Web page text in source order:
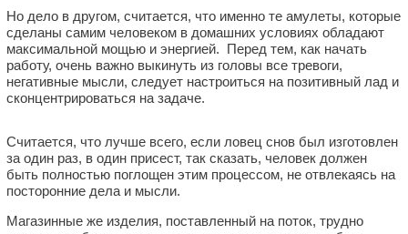
Но дело в другом, считается, что именно те амулеты, которые
сделаны самим человеком в домашних условиях обладают
максимальной мощью и энергией. Перед тем, как начать
работу, очень важно выкинуть из головы все тревоги,
негативные мысли, следует настроиться на позитивный лад и
сконцентрироваться на задаче.
Считается, что лучше всего, если ловец снов был изготовлен
за один раз, в один присест, так сказать, человек должен
быть полностью поглощен этим процессом, не отвлекаясь на
посторонние дела и мысли.
Магазинные же изделия, поставленный на поток, трудно